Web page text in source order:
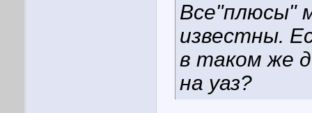
Все"плюсы"
известны.
в таком же
на уаз?